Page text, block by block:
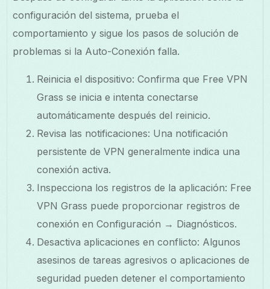
configuración del sistema, prueba el
comportamiento y sigue los pasos de solución de
problemas si la Auto-Conexión falla.
Reinicia el dispositivo: Confirma que Free VPN
Grass se inicia e intenta conectarse
automáticamente después del reinicio.
Revisa las notificaciones: Una notificación
persistente de VPN generalmente indica una
conexión activa.
Inspecciona los registros de la aplicación: Free
VPN Grass puede proporcionar registros de
conexión en Configuración → Diagnósticos.
Desactiva aplicaciones en conflicto: Algunos
asesinos de tareas agresivos o aplicaciones de
seguridad pueden detener el comportamiento